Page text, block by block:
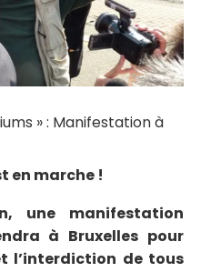
» : Manifestation à
en marche !
une manifestation
à Bruxelles pour
l’interdiction de tous